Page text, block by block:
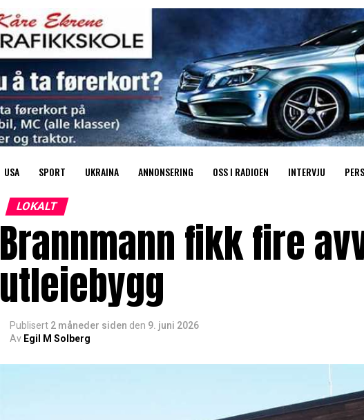
USA SPORT UKRAINA ANNONSERING OSS I RADIOEN INTERVJU
LOKALT
Brannmann fikk fire
utleiebygg
Publisert 2 måneder siden den 9. juni 2026
Av Egil M Solberg